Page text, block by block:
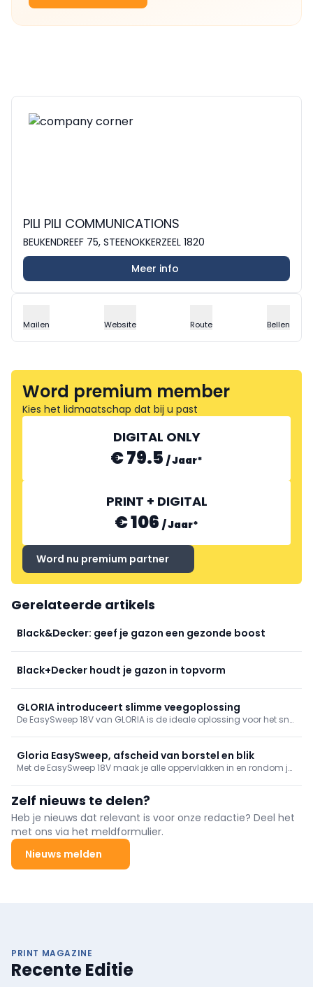
PILI PILI COMMUNICATIONS
BEUKENDREEF 75, STEENOKKERZEEL 1820
Meer info
Mailen Website Route Bellen
Word premium member
Kies het lidmaatschap dat bij u past
DIGITAL ONLY
€ 79.5 /Jaar*
PRINT + DIGITAL
€ 106 /Jaar*
Word nu premium partner
Gerelateerde artikels
Black&Decker: geef je gazon een gezonde boost
Black+Decker houdt je gazon in topvorm
GLORIA introduceert slimme veegoplossing
De EasySweep 18V van GLORIA is de ideale oplossing voor het snel
borstels verwijdert hij moeiteloos bladeren, grind en ander vuil
van verschillende ondergronden. De zijborstels zorgen voor een
net resultaat, zelfs in lastige hoekjes. Met een werkbreedte van 40
cm en een zwenkbare handgreep is de EasySweep comfortabel
in het gebruik, zelfs op oneffen terrein. Met softgrip-wielen en
verstelbare stang is deze veegmachine ergonomisch en licht te
hanteren.
Gloria EasySweep, afscheid van borstel en blik
Met de EasySweep 18V maak je alle oppervlakken in en rondom je
en snoeren. Het ingebouwde led-werklicht zorgt ervoor dat je zelfs
in donkere hoekjes geen vuil meer over het hoofd ziet. Geen last
van opwaaiend stof of extra opruimwerk, want dit handige
apparaat vangt vuil meteen op. Ideaal voor het snel
schoonmaken van je terras, garage of vloeren binnenshuis.
Zelf nieuws te delen?
Heb je nieuws dat relevant is voor onze redactie? Deel het
met ons via het meldformulier.
Nieuws melden
PRINT MAGAZINE
Recente Editie